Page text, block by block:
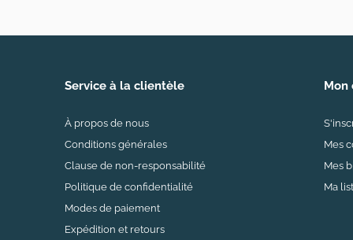
Service à la clientèle
À propos de nous
Conditions générales
Clause de non-responsabilité
Politique de confidentialité
Modes de paiement
Expédition et retours
Mon
Mes
Mes
Ma